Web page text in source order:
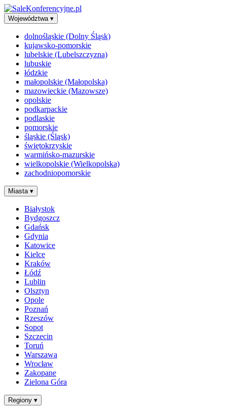
Województwa ▾
dolnośląskie (Dolny Śląsk)
kujawsko-pomorskie
lubelskie (Lubelszczyzna)
lubuskie
łódzkie
małopolskie (Małopolska)
mazowieckie (Mazowsze)
opolskie
podkarpackie
podlaskie
pomorskie
śląskie (Śląsk)
świętokrzyskie
warmińsko-mazurskie
wielkopolskie (Wielkopolska)
zachodniopomorskie
Miasta ▾
Białystok
Bydgoszcz
Gdańsk
Gdynia
Katowice
Kielce
Kraków
Łódź
Lublin
Olsztyn
Opole
Poznań
Rzeszów
Sopot
Szczecin
Toruń
Warszawa
Wrocław
Zakopane
Zielona Góra
Regiony ▾